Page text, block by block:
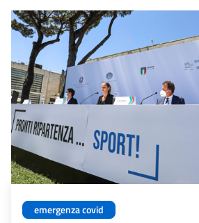
emergenza covid